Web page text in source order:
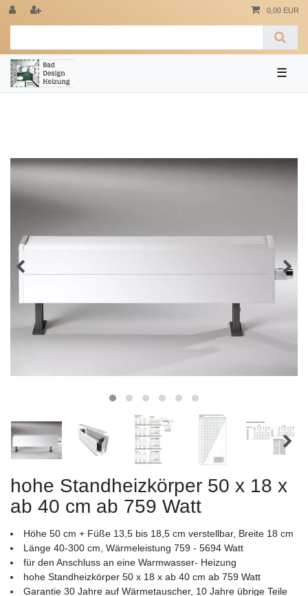
0,00 EUR
☰
hohe Standheizkörper 50 x 18 x
ab 40 cm ab 759 Watt
Höhe 50 cm + Füße 13,5 bis 18,5 cm verstellbar, Breite 18 cm
Länge 40-300 cm, Wärmeleistung 759 - 5694 Watt
für den Anschluss an eine Warmwasser- Heizung
hohe Standheizkörper 50 x 18 x ab 40 cm ab 759 Watt
Garantie 30 Jahre auf Wärmetauscher, 10 Jahre übrige Teile